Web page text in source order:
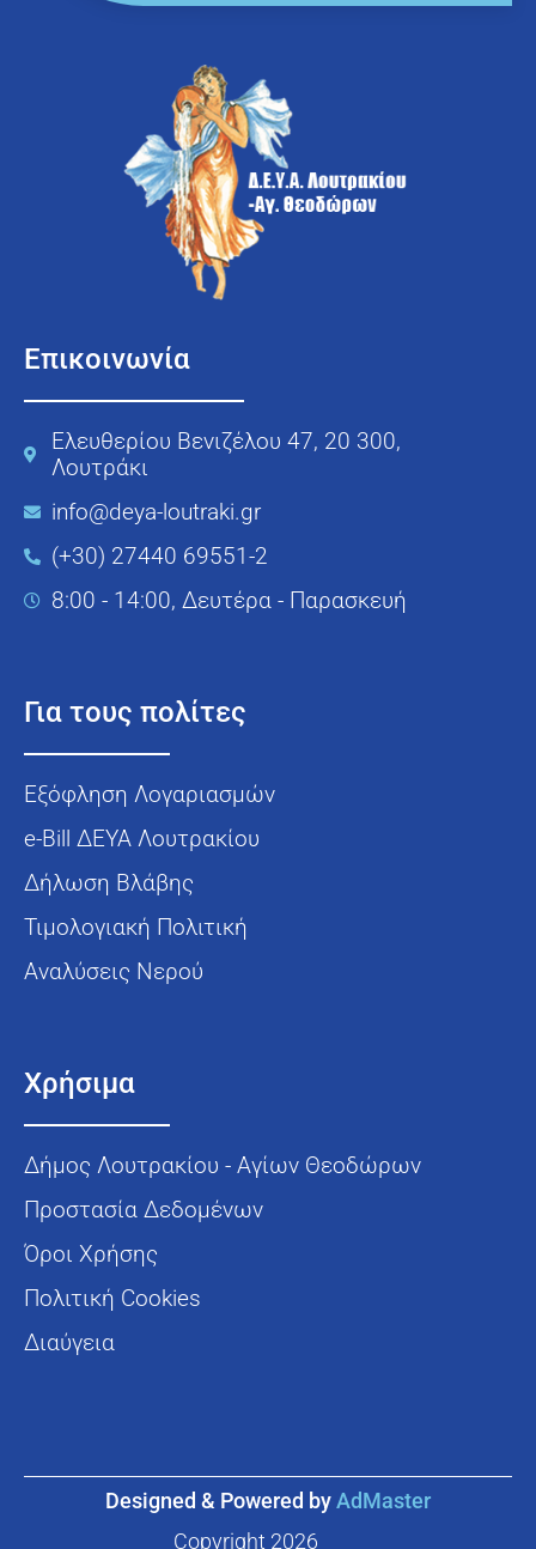
Επικοινωνία
Ελευθερίου Βενιζέλου 47, 20 300,
Λουτράκι
info@deya-loutraki.gr
(+30) 27440 69551-2
8:00 - 14:00, Δευτέρα - Παρασκευή
Για τους πολίτες
Εξόφληση Λογαριασμών
e-Bill ΔΕΥΑ Λουτρακίου
Δήλωση Βλάβης
Τιμολογιακή Πολιτική
Αναλύσεις Νερού
Χρήσιμα
Δήμος Λουτρακίου - Αγίων Θεοδώρων
Προστασία Δεδομένων
Όροι Χρήσης
Πολιτική Cookies
Διαύγεια
Designed & Powered by AdMaster
Copyright 2026